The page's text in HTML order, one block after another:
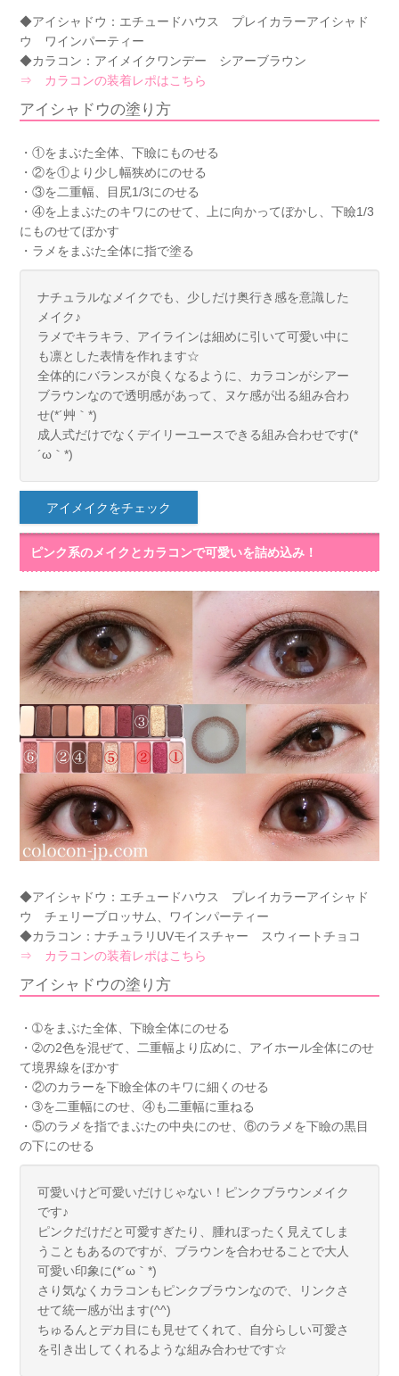
◆アイシャドウ：エチュードハウス プレイカラーアイシャド
ウ ワインパーティー
◆カラコン：アイメイクワンデー シアーブラウン
⇒ カラコンの装着レポはこちら
アイシャドウの塗り方
・①をまぶた全体、下瞼にものせる
・②を①より少し幅狭めにのせる
・③を二重幅、目尻1/3にのせる
・④を上まぶたのキワにのせて、上に向かってぼかし、下瞼1/3
にものせてぼかす
・ラメをまぶた全体に指で塗る
ナチュラルなメイクでも、少しだけ奥行き感を意識した
メイク♪
ラメでキラキラ、アイラインは細めに引いて可愛い中に
も凛とした表情を作れます☆
全体的にバランスが良くなるように、カラコンがシアー
ブラウンなので透明感があって、ヌケ感が出る組み合わ
せ(*´艸｀*)
成人式だけでなくデイリーユースできる組み合わせです(*
´ω｀*)
アイメイクをチェック
ピンク系のメイクとカラコンで可愛いを詰め込み！
◆アイシャドウ：エチュードハウス プレイカラーアイシャド
ウ チェリーブロッサム、ワインパーティー
◆カラコン：ナチュラリUVモイスチャー スウィートチョコ
⇒ カラコンの装着レポはこちら
アイシャドウの塗り方
・➀をまぶた全体、下瞼全体にのせる
・➁の2色を混ぜて、二重幅より広めに、アイホール全体にのせ
て境界線をぼかす
・②のカラーを下瞼全体のキワに細くのせる
・➂を二重幅にのせ、④も二重幅に重ねる
・⑤のラメを指でまぶたの中央にのせ、⑥のラメを下瞼の黒目
の下にのせる
可愛いけど可愛いだけじゃない！ピンクブラウンメイク
です♪
ピンクだけだと可愛すぎたり、腫れぼったく見えてしま
うこともあるのですが、ブラウンを合わせることで大人
可愛い印象に(*´ω｀*)
さり気なくカラコンもピンクブラウンなので、リンクさ
せて統一感が出ます(^^)
ちゅるんとデカ目にも見せてくれて、自分らしい可愛さ
を引き出してくれるような組み合わせです☆